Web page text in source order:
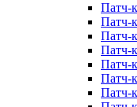
Патч-
Патч-
Патч-
Патч-
Патч-
Патч-
Патч-